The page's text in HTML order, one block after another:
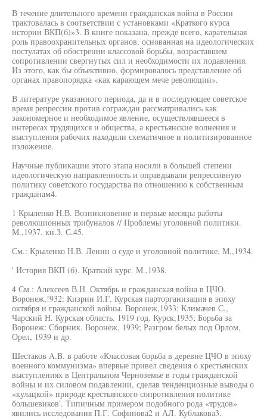
В течение длительного времени гражданская война в России
трактовалась в соответствии с установками «Краткого курса
истории ВКП(б)»3. В книге показана, прежде всего, карательная
роль правоохранительных органов, основанная на идеологических
постулатах об обострении классовой борьбы, возраставшем
сопротивлении свергнутых сил и необходимости их подавления.
Из этого, как бы объективно, формировалось представление об
органах правопорядка «как карающем мече революции».
В литературе указанного периода, да и в последующее советское
время репрессии против сограждан рассматривались как
закономерное и необходимое явление, осуществлявшееся в
интересах трудящихся и общества, а крестьянские волнения и
выступления рабочих находили схематичное и политизированное
изложение.
Научные публикации этого этапа носили в большей степени
идеологическую направленность и оправдывали репрессивную
политику советского государства по отношению к собственным
гражданам4.
1 Крыленко Н.В. Возникновение и первые месяцы работы
революционных трибуналов // Проблемы уголовной политики.
М.,1937. кн.З. С.45.
См.: Крыленко Н.В. Ленин о суде и уголовной политике. М.,1934.
' История ВКП (б). Краткий курс. М.,1938.
4 См.: Алексеев В.Н. Октябрь и гражданская война в ЦЧО.
Воронеж,!932: Кизрин И.Г. Курская парторганизация в эпоху
октября и гражданской войны. Воронеж,1933; Климачев С.,
Чарский Н. Курская область. 1919 год. Курск,1935; Борьба за
Воронеж: Сборник. Воронеж, 1939; Разгром белых под Орлом,
Орел, 1939 и др.
Шестаков A.B. в работе «Классовая борьба в деревне ЦЧО в эпоху
военного коммунизма» впервые привел сведения о крестьянских
выступлениях в Центральном Черноземье в годы гражданской
войны и их силовом подавлении, сделав тенденциозные выводы о
«кулацкой» природе крестьянского сопротивления политике
большевиков'. Типичным примером подобного рода «трудов»
явились исследования П.Г. Софинова2 и АЛ. Кублакова3.